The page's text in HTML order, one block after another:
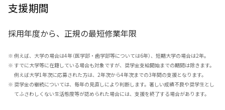
支援期間
採用年度から、正規の最短修業年限
※ 例えば、大学の場合は4年（医学部・歯学部等については6年）、短期大学の場合は2年。
※ すでに大学等に在籍している場合も対象ですが、奨学金支給開始までの期間は除きます。
例えば大学1年次に応募された方は、2年次から4年次までの3年間の支援となります。
※ 奨学金の継続については、毎年の見直しにより判断します。著しい成績不良や奨学生とし
てふさわしくない生活態度等が認められた場合には、支援を終了する場合があります。